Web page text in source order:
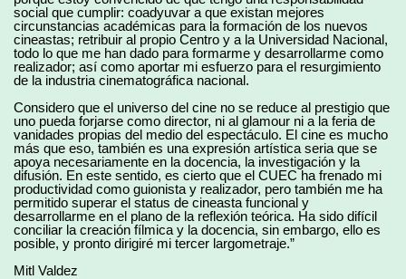
social que cumplir: coadyuvar a que existan mejores
circunstancias académicas para la formación de los nuevos
cineastas; retribuir al propio Centro y a la Universidad Nacional,
todo lo que me han dado para formarme y desarrollarme como
realizador; así como aportar mi esfuerzo para el resurgimiento
de la industria cinematográfica nacional.
Considero que el universo del cine no se reduce al prestigio que
uno pueda forjarse como director, ni al glamour ni a la feria de
vanidades propias del medio del espectáculo. El cine es mucho
más que eso, también es una expresión artística seria que se
apoya necesariamente en la docencia, la investigación y la
difusión. En este sentido, es cierto que el CUEC ha frenado mi
productividad como guionista y realizador, pero también me ha
permitido superar el status de cineasta funcional y
desarrollarme en el plano de la reflexión teórica. Ha sido difícil
conciliar la creación fílmica y la docencia, sin embargo, ello es
posible, y pronto dirigiré mi tercer largometraje.”
Mitl Valdez